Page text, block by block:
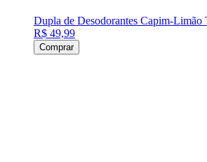
Dupla de Desodorantes Capim-Limão
R$ 49,99
Comprar